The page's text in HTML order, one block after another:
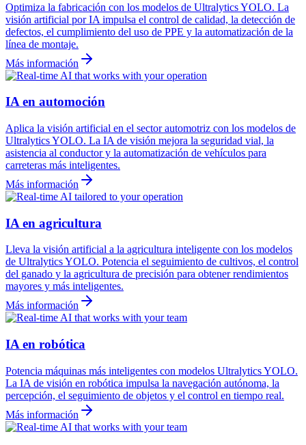
Optimiza la fabricación con los modelos de Ultralytics YOLO. La
visión artificial por IA impulsa el control de calidad, la detección de
defectos, el cumplimiento del uso de PPE y la automatización de la
línea de montaje.
Más información
IA en automoción
Aplica la visión artificial en el sector automotriz con los modelos de
Ultralytics YOLO. La IA de visión mejora la seguridad vial, la
asistencia al conductor y la automatización de vehículos para
carreteras más inteligentes.
Más información
IA en agricultura
Lleva la visión artificial a la agricultura inteligente con los modelos
de Ultralytics YOLO. Potencia el seguimiento de cultivos, el control
del ganado y la agricultura de precisión para obtener rendimientos
mayores y más inteligentes.
Más información
IA en robótica
Potencia máquinas más inteligentes con modelos Ultralytics YOLO.
La IA de visión en robótica impulsa la navegación autónoma, la
percepción, el seguimiento de objetos y el control en tiempo real.
Más información